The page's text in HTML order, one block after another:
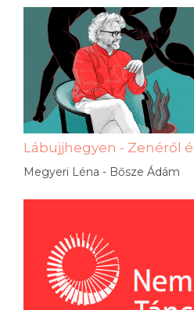
Lábujjhegyen - Zenéről
Megyeri Léna - Bősze Ádám